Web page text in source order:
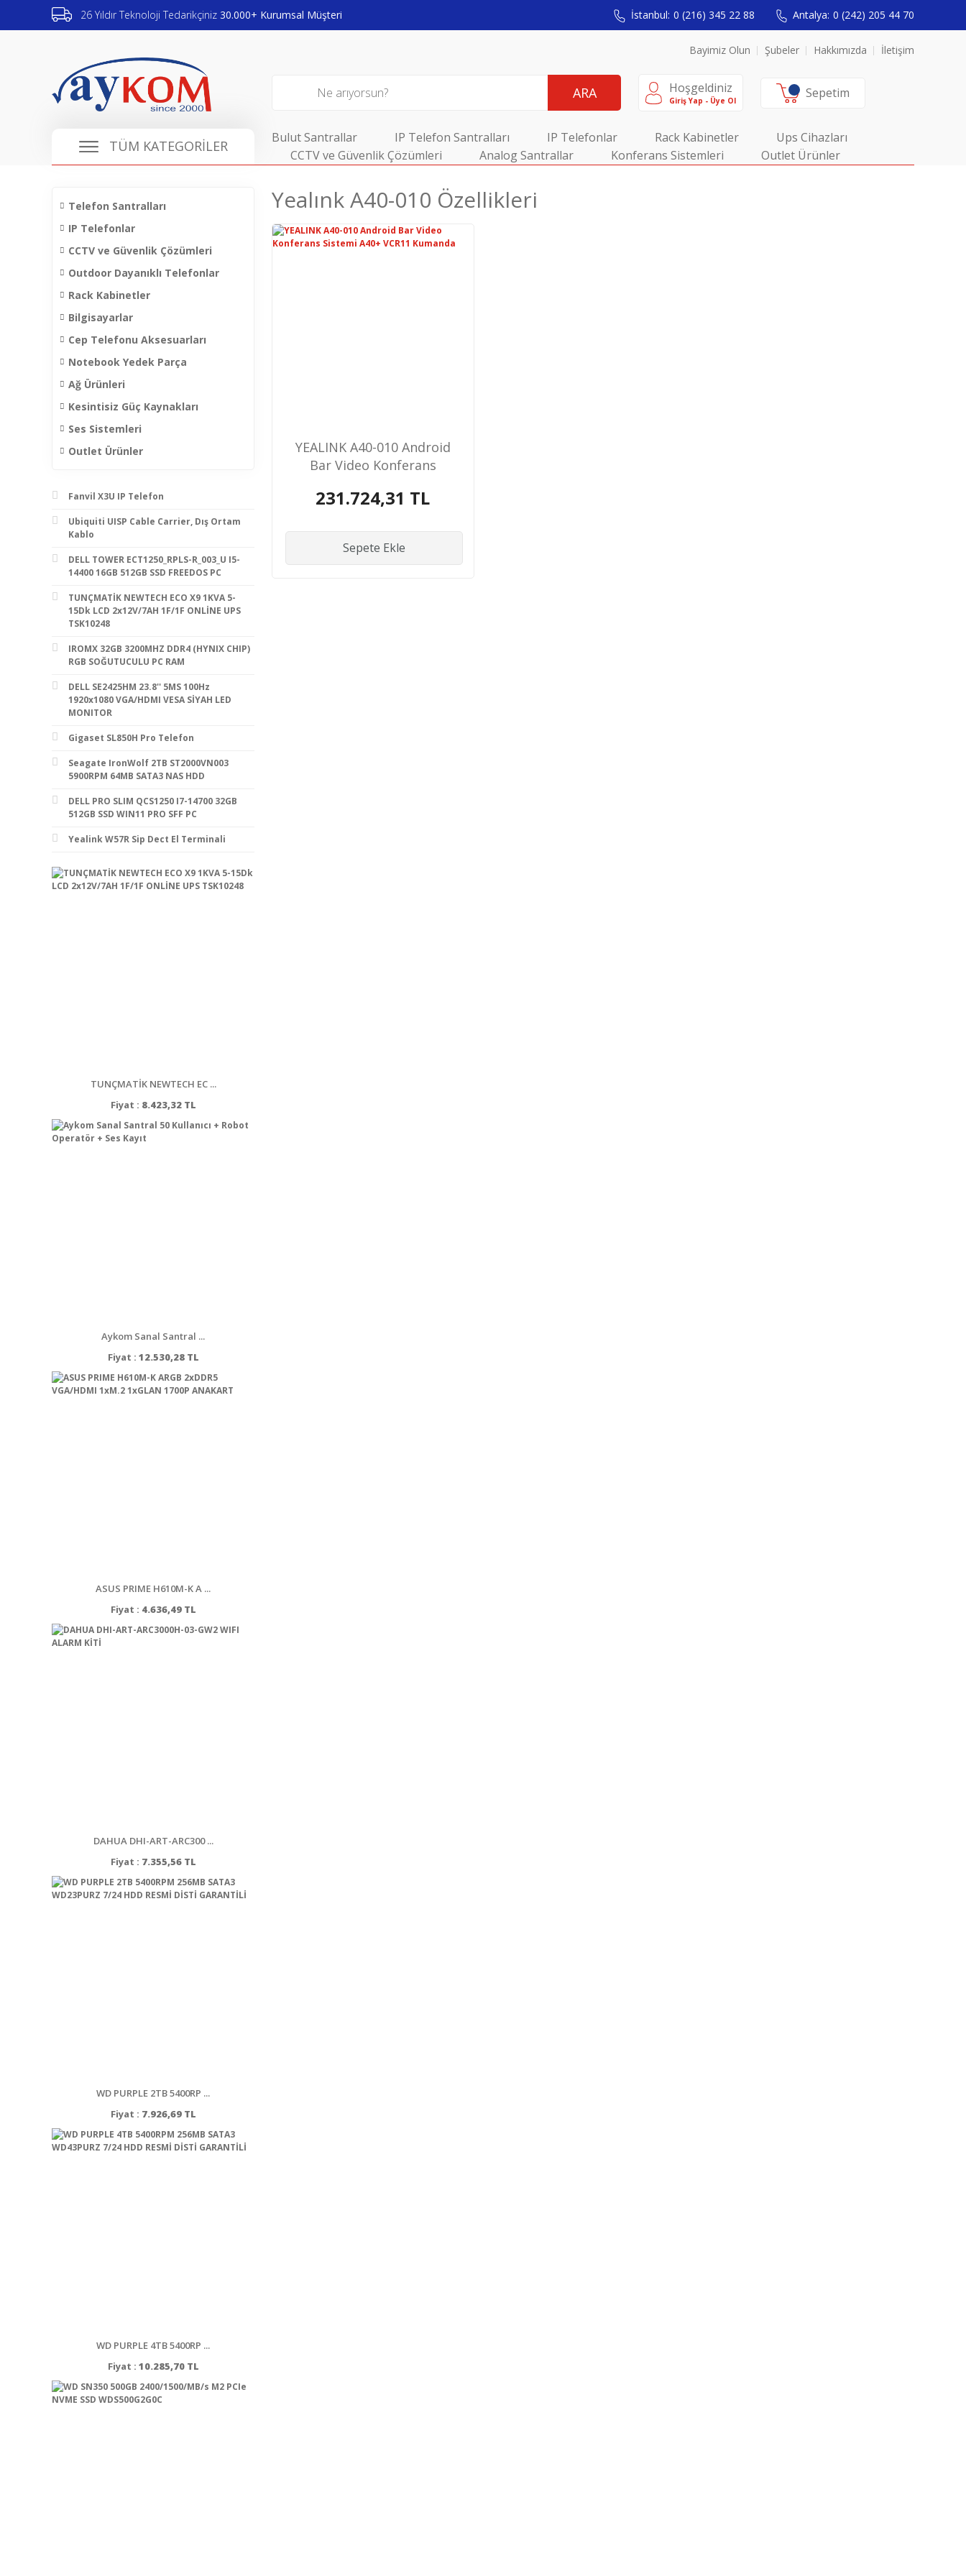
26 Yıldır Teknoloji Tedarikçiniz 30.000+ Kurumsal Müşteri İstanbul: 0 (216) 345 22 88 Antalya: 0 (242) 205 44 70
Bayimiz Olun Şubeler Hakkımızda İletişim
ARA Hoşgeldiniz
Giriş Yap - Üye Ol Sepetim
TÜM KATEGORİLER Bulut Santrallar IP Telefon Santralları IP Telefonlar Rack Kabinetler
Ups Cihazları
CCTV ve Güvenlik Çözümleri
Analog Santrallar Konferans Sistemleri Outlet Ürünler
Telefon Santralları
IP Telefonlar
CCTV ve Güvenlik Çözümleri
Outdoor Dayanıklı Telefonlar
Rack Kabinetler
Bilgisayarlar
Cep Telefonu Aksesuarları
Notebook Yedek Parça
Ağ Ürünleri
Kesintisiz Güç Kaynakları
Ses Sistemleri
Outlet Ürünler
Fanvil X3U IP Telefon
Ubiquiti UISP Cable Carrier, Dış Ortam
Kablo
DELL TOWER ECT1250_RPLS-R_003_U I5-
14400 16GB 512GB SSD FREEDOS PC
TUNÇMATİK NEWTECH ECO X9 1KVA 5-
15Dk LCD 2x12V/7AH 1F/1F ONLİNE UPS
TSK10248
IROMX 32GB 3200MHZ DDR4 (HYNIX CHIP)
RGB SOĞUTUCULU PC RAM
DELL SE2425HM 23.8'' 5MS 100Hz
1920x1080 VGA/HDMI VESA SİYAH LED
MONITOR
Gigaset SL850H Pro Telefon
Seagate IronWolf 2TB ST2000VN003
5900RPM 64MB SATA3 NAS HDD
DELL PRO SLIM QCS1250 I7-14700 32GB
512GB SSD WIN11 PRO SFF PC
Yealink W57R Sip Dect El Terminali
TUNÇMATİK NEWTECH EC ...
Fiyat : 8.423,32 TL
Aykom Sanal Santral ...
Fiyat : 12.530,28 TL
ASUS PRIME H610M-K A ...
Fiyat : 4.636,49 TL
DAHUA DHI-ART-ARC300 ...
Fiyat : 7.355,56 TL
WD PURPLE 2TB 5400RP ...
Fiyat : 7.926,69 TL
WD PURPLE 4TB 5400RP ...
Fiyat : 10.285,70 TL
Yealınk A40-010 Özellikleri
YEALINK A40-010 Android
Bar Video Konferans
Kumanda
231.724,31 TL
Sepete Ekle